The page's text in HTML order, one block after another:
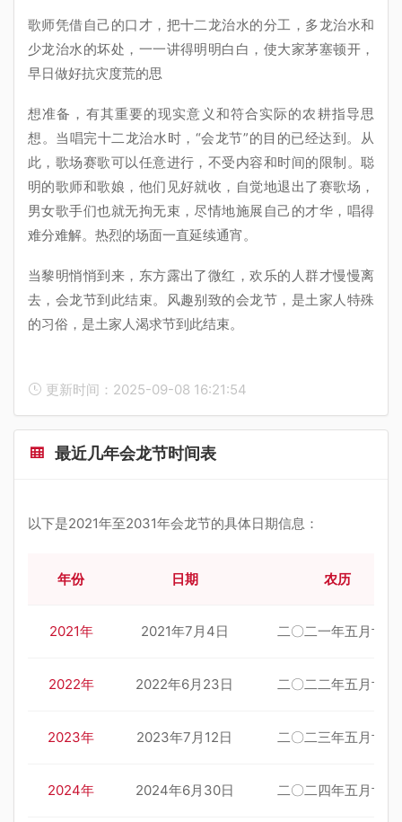
歌师凭借自己的口才，把十二龙治水的分工，多龙治水和
少龙治水的坏处，一一讲得明明白白，使大家茅塞顿开，
早日做好抗灾度荒的思
想准备，有其重要的现实意义和符合实际的农耕指导思
想。当唱完十二龙治水时，“会龙节”的目的已经达到。从
此，歌场赛歌可以任意进行，不受内容和时间的限制。聪
明的歌师和歌娘，他们见好就收，自觉地退出了赛歌场，
男女歌手们也就无拘无束，尽情地施展自己的才华，唱得
难分难解。热烈的场面一直延续通宵。
当黎明悄悄到来，东方露出了微红，欢乐的人群才慢慢离
去，会龙节到此结束。风趣别致的会龙节，是土家人特殊
的习俗，是土家人渴求节到此结束。
更新时间：2025-09-08 16:21:54
最近几年会龙节时间表
以下是2021年至2031年会龙节的具体日期信息：
年份 日期 农历
2021年 2021年7月4日 二〇二一年五月廿五
2022年 2022年6月23日 二〇二二年五月廿五
2023年 2023年7月12日 二〇二三年五月廿五
2024年 2024年6月30日 二〇二四年五月廿五